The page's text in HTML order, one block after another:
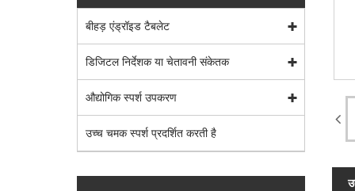
बीहड़ एंड्रॉइड टैबलेट
डिजिटल निर्देशक या चेतावनी संकेतक
औद्योगिक स्पर्श उपकरण
उच्च चमक स्पर्श प्रदर्शित करती है